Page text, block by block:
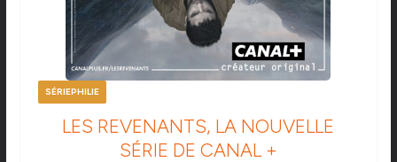
SÉRIEPHILIE
LES REVENANTS, LA NOUVELLE
SÉRIE DE CANAL +